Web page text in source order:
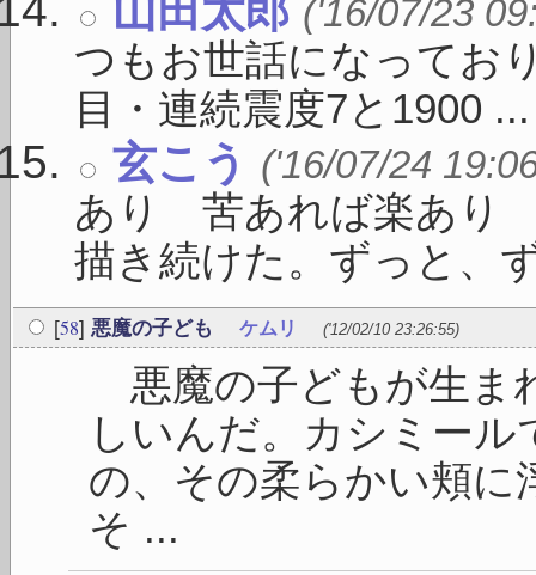
山田太郎 ('16/07/23
つもお世話になってお
目・連続震度7と1900 ...
玄こう ('16/07/24
あり 苦あれば楽あ
描き続けた。ずっと、
[58] 悪魔の子ども ケムリ ('12/02/10 23:26:55)
悪魔の子どもが生ま
しいんだ。カシミー
の、その柔らかい頬に
そ ...